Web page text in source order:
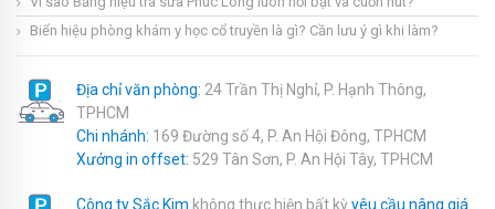
Biển hiệu phòng khám y học cổ truyền là gì? Cần lưu ý gì khi làm?
Địa chỉ văn phòng: 24 Trần Thị Nghỉ, P. Hạnh Thông,
TPHCM
Chi nhánh: 169 Đường số 4, P. An Hội Đông, TPHCM
Xưởng in offset: 529 Tân Sơn, P. An Hội Tây, TPHCM
Công ty Sắc Kim không thực hiện bất kỳyêu cầu nâng giá